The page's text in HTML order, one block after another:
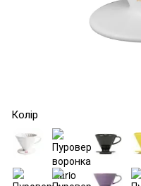
Колір